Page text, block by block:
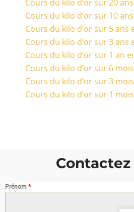
Cours du kilo d’or sur 20
Cours du kilo d’or sur 10
Cours du kilo d’or sur 5 ans
Cours du kilo d’or sur 3 ans
Cours du kilo d’or sur 1 an
Cours du kilo d’or sur 6
Cours du kilo d’or sur 3
Cours du kilo d’or sur 1
Contactez
Prénom *